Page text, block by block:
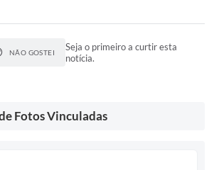
NÃO GOSTEI
Seja o primeiro a curtir esta
notícia.
Fotos Vinculadas